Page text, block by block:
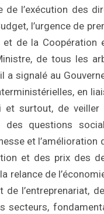
l’exécution des
l’urgence de
et de la
de tous les
a signalé au
en
et surtout, de
questions
et
et des prix des
relance de
l’entreprenariat,
secteurs,